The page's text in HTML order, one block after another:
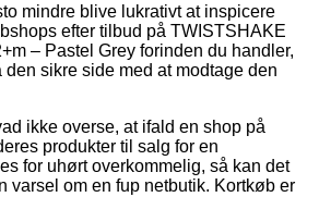
mindre blive lukrativt at inspicere
efter tilbud på TWISTSHAKE
– Pastel Grey forinden du handler,
sikre side med at modtage den
ikke overse, at ifald en shop på
produkter til salg for en
for uhørt overkommelig, så kan det
varsel om en fup netbutik. Kortkøb er